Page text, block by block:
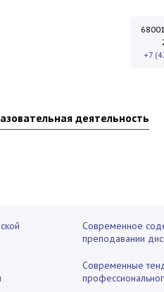
+7
деятельность
Современное
преподавании
Современные